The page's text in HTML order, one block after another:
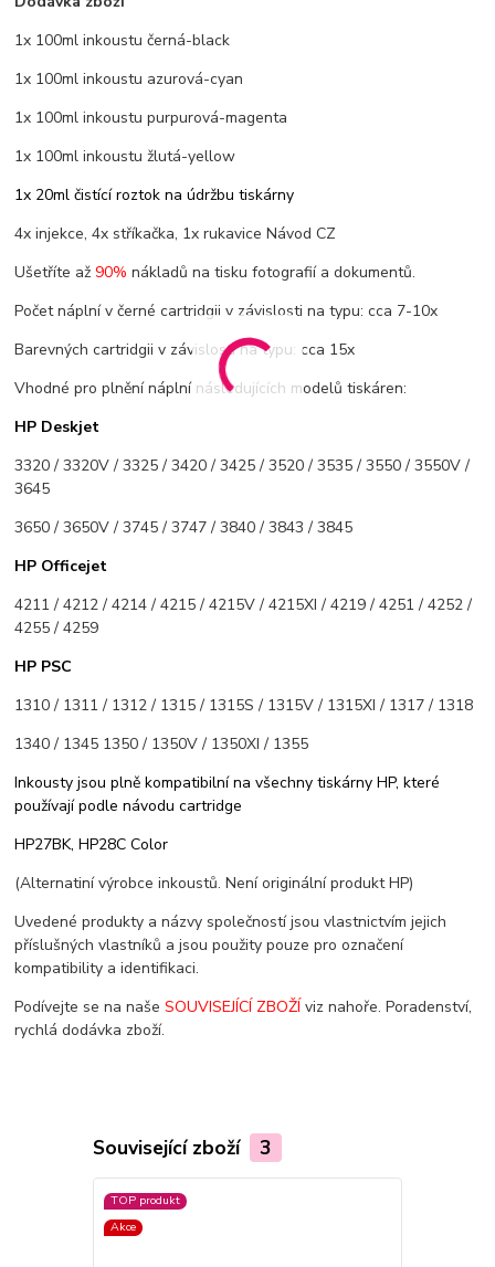
1x 100ml inkoustu černá-black
1x 100ml inkoustu azurová-cyan
1x 100ml inkoustu purpurová-magenta
1x 100ml inkoustu žlutá-yellow
1x 20ml čistící roztok na údržbu tiskárny
4x injekce, 4x stříkačka, 1x rukavice Návod CZ
Ušetříte až 90% nákladů na tisku fotografií a dokumentů.
Počet náplní v černé cartridgii v závislosti na typu: cca 7-10x
Barevných cartridgii v závislosti na typu: cca 15x
Vhodné pro plnění náplní následujících modelů tiskáren:
HP Deskjet
3320 / 3320V / 3325 / 3420 / 3425 / 3520 / 3535 / 3550 / 3550V /
3645
3650 / 3650V / 3745 / 3747 / 3840 / 3843 / 3845
HP Officejet
4211 / 4212 / 4214 / 4215 / 4215V / 4215XI / 4219 / 4251 / 4252 /
4255 / 4259
HP PSC
1310 / 1311 / 1312 / 1315 / 1315S / 1315V / 1315XI / 1317 / 1318
1340 / 1345 1350 / 1350V / 1350XI / 1355
Inkousty jsou plně kompatibilní na všechny tiskárny HP, které
používají podle návodu cartridge
HP27BK, HP28C Color
(Alternatiní výrobce inkoustů. Není originální produkt HP)
Uvedené produkty a názvy společností jsou vlastnictvím jejich
příslušných vlastníků a jsou použity pouze pro označení
kompatibility a identifikaci.
Podívejte se na našeSOUVISEJÍCÍ ZBOŽÍ viz nahoře. Poradenství,
rychlá dodávka zboží.
Související zboží 3
TOP produkt
Akce